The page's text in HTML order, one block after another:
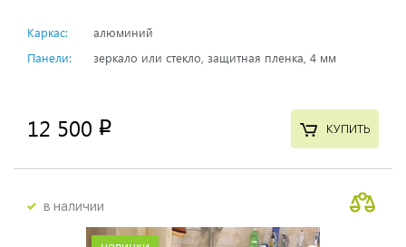
Каркас:
алюминий
Панели:
зеркало или стекло, защитная пленка, 4 мм
12 500 p КУПИТЬ
в наличии